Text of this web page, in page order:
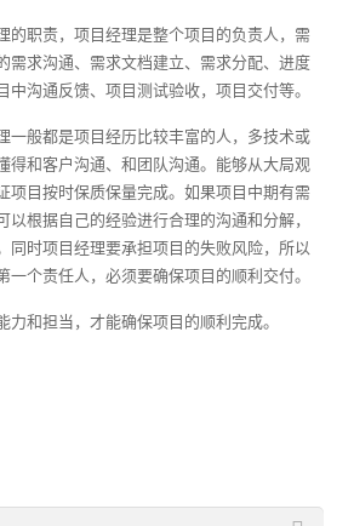
的职责，项目经理是整个项目的负责人，需
需求沟通、需求文档建立、需求分配、进度
中沟通反馈、项目测试验收，项目交付等。
一般都是项目经历比较丰富的人，多技术或
得和客户沟通、和团队沟通。能够从大局观
项目按时保质保量完成。如果项目中期有需
以根据自己的经验进行合理的沟通和分解，
同时项目经理要承担项目的失败风险，所以
一个责任人，必须要确保项目的顺利交付。
力和担当，才能确保项目的顺利完成。